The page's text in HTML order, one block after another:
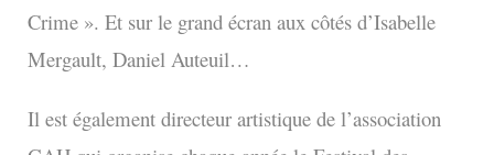
Crime ». Et sur le grand écran aux côtés d’Isabelle
Mergault, Daniel Auteuil…
Il est également directeur artistique de l’association